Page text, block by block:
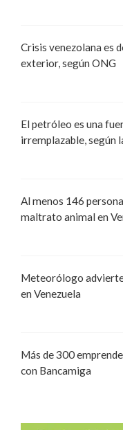
Crisis venezolana es
exterior, según ONG
El petróleo es una
irremplazable, según
Al menos 146
maltrato animal en
Meteorólogo
en Venezuela
Más de 300
con Bancamiga